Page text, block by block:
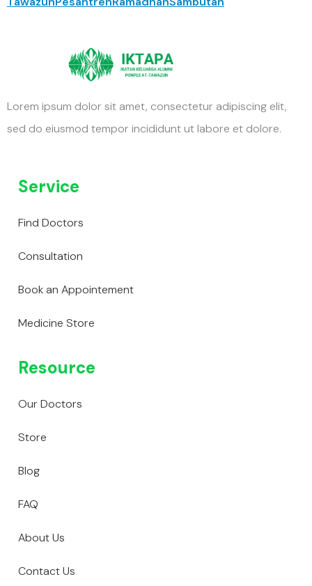
Lorem ipsum dolor sit amet, consectetur adipiscing elit,
sed do eiusmod tempor incididunt ut labore et dolore.
Service
Find Doctors
Consultation
Book an Appointement
Medicine Store
Resource
Our Doctors
Store
Blog
FAQ
About Us
Contact Us